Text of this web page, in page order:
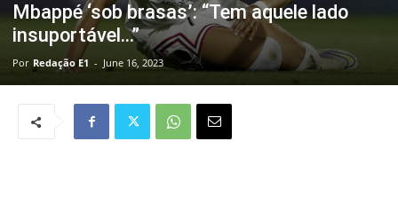
Mbappé ‘sob brasas’: “Tem aquele lado
insuportável…”
Por Redação E1 - June 16, 2023